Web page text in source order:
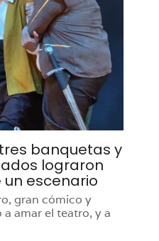
banquetas y
lograron
escenario
gran cómico y
amar el teatro, y a